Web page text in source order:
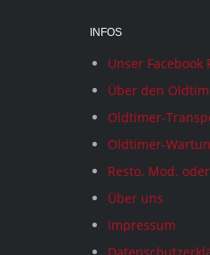
INFOS
Unser Facebook
Über den
Oldtimer-
Oldtimer-
Resto. Mod.
Über uns
Impressum